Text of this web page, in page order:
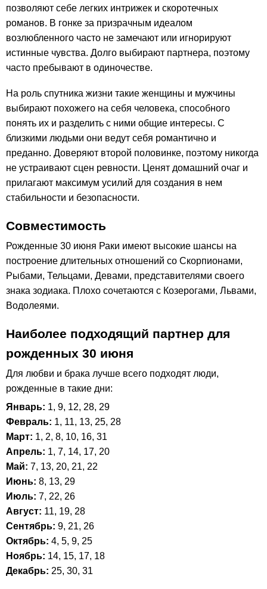
позволяют себе легких интрижек и скоротечных
романов. В гонке за призрачным идеалом
возлюбленного часто не замечают или игнорируют
истинные чувства. Долго выбирают партнера, поэтому
часто пребывают в одиночестве.
На роль спутника жизни такие женщины и мужчины
выбирают похожего на себя человека, способного
понять их и разделить с ними общие интересы. С
близкими людьми они ведут себя романтично и
преданно. Доверяют второй половинке, поэтому никогда
не устраивают сцен ревности. Ценят домашний очаг и
прилагают максимум усилий для создания в нем
стабильности и безопасности.
Совместимость
Рожденные 30 июня Раки имеют высокие шансы на
построение длительных отношений со Скорпионами,
Рыбами, Тельцами, Девами, представителями своего
знака зодиака. Плохо сочетаются с Козерогами, Львами,
Водолеями.
Наиболее подходящий партнер для
рожденных 30 июня
Для любви и брака лучше всего подходят люди,
рожденные в такие дни:
Январь: 1, 9, 12, 28, 29
Февраль: 1, 11, 13, 25, 28
Март: 1, 2, 8, 10, 16, 31
Апрель: 1, 7, 14, 17, 20
Май: 7, 13, 20, 21, 22
Июнь: 8, 13, 29
Июль: 7, 22, 26
Август: 11, 19, 28
Сентябрь: 9, 21, 26
Октябрь: 4, 5, 9, 25
Ноябрь: 14, 15, 17, 18
Декабрь: 25, 30, 31